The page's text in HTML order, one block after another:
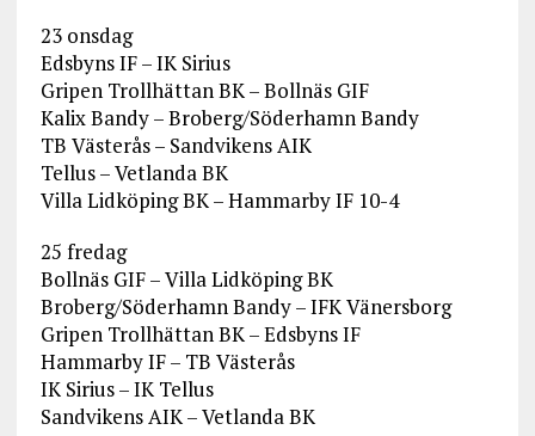
23 onsdag
Edsbyns IF – IK Sirius
Gripen Trollhättan BK – Bollnäs GIF
Kalix Bandy – Broberg/Söderhamn Bandy
TB Västerås – Sandvikens AIK
Tellus – Vetlanda BK
Villa Lidköping BK – Hammarby IF 10-4
25 fredag
Bollnäs GIF – Villa Lidköping BK
Broberg/Söderhamn Bandy – IFK Vänersborg
Gripen Trollhättan BK – Edsbyns IF
Hammarby IF – TB Västerås
IK Sirius – IK Tellus
Sandvikens AIK – Vetlanda BK